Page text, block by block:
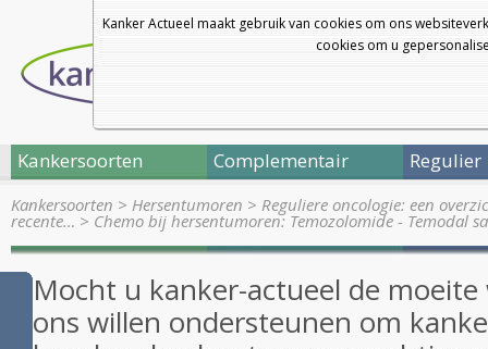
Kanker Actueel maakt gebruik van cookies om ons
cookies om u
Kankersoorten Complementair Regulier
Kankersoorten > Hersentumoren > Reguliere oncologie: een
recente… > Chemo bij hersentumoren: Temozolomide - Temodal
Mocht u kanker-actueel de
ons willen ondersteunen om